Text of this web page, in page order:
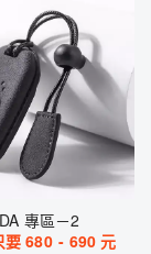
專區－2
要680 - 690 元